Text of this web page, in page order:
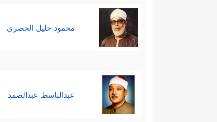
محمود خليل الحصري
عبدالباسط عبدالصمد